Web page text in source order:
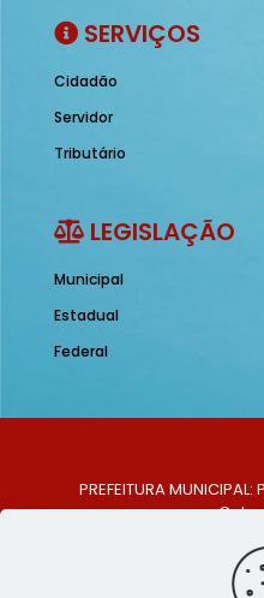
SERVIÇOS
Cidadão
Servidor
Tributário
LEGISLAÇÃO
Municipal
Estadual
Federal
PREFEITURA
Centro, São Bento do